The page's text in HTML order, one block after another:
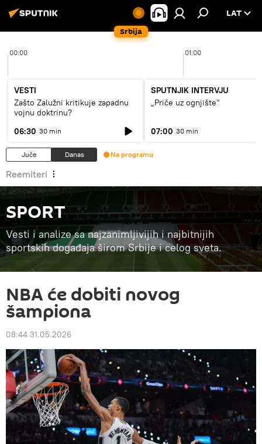
Srbija
LAT
00:00 01:00
VESTI
Zašto Zalužni kritikuje zapadnu
vojnu doktrinu?
06:30 30 min
SPUTNJIK INTERVJU
„Priče uz ognjište“
07:00 30 min
Juče Danas Na programu
Reemiteri
SPORT
Vesti i analize sa najzanimljivijih i najbitnijih
sportskih događaja širom Srbije i celog sveta.
NBA će dobiti novog
šampiona
08:44 31.05.2026